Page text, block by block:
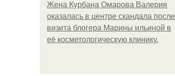
Жена Курбана Омарова Валерия
оказалась в центре скандала после
визита блогера Марины ильиной в
её косметологическую клинику.